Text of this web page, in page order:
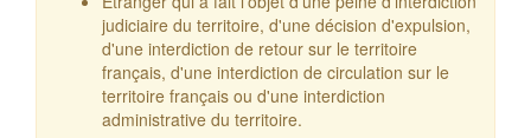
judiciaire du territoire, d'une décision d'expulsion,
d'une interdiction de retour sur le territoire
français, d'une interdiction de circulation sur le
territoire français ou d'une interdiction
administrative du territoire.